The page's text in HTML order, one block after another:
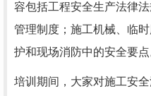
容包括工程安全生产法律
管理制度；施工机械、临
护和现场消防中的安全要点
培训期间，大家对施工安